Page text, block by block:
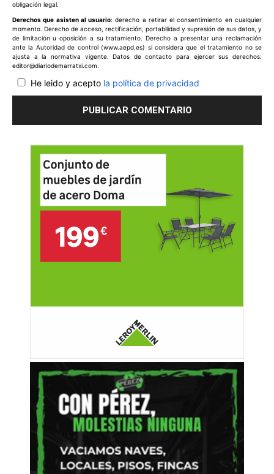
obligación legal.
Derechos que asisten al usuario: derecho a retirar el consentimiento en cualquier
momento. Derecho de acceso, rectificación, portabilidad y supresión de sus datos, y
de limitación u oposición a su tratamiento. Derecho a presentar una reclamación
ante la Autoridad de control (www.aepd.es) si considera que el tratamiento no se
ajusta a la normativa vigente. Datos de contacto para ejercer sus derechos:
editor@diariodemarratxi.com.
He leido y acepto la política de privacidad